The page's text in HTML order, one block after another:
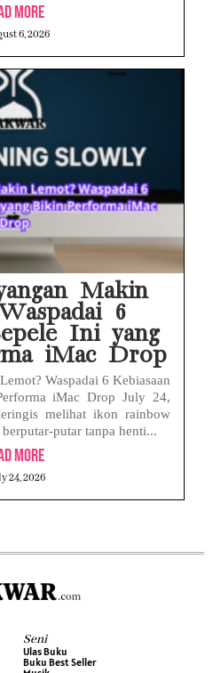
More
6, 2026
Makin
6
Ini yang
iMac Drop
Waspadai 6 Kebiasaan
iMac Drop July 24,
melihat ikon rainbow
putar tanpa henti...
More
24, 2026
Seni
Ulas Buku
Buku Best Seller